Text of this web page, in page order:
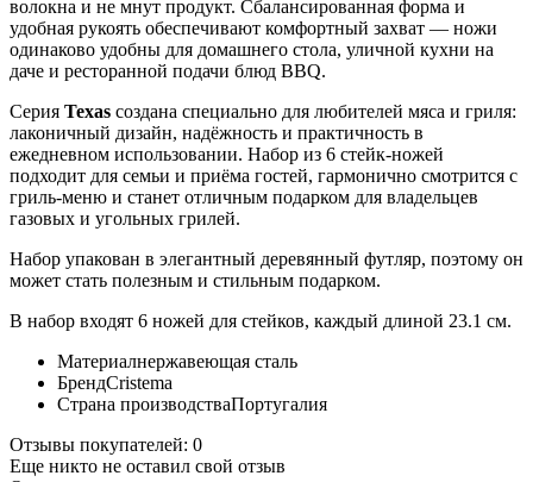
волокна и не мнут продукт. Сбалансированная форма и
удобная рукоять обеспечивают комфортный захват — ножи
одинаково удобны для домашнего стола, уличной кухни на
даче и ресторанной подачи блюд BBQ.
Серия Texas создана специально для любителей мяса и гриля:
лаконичный дизайн, надёжность и практичность в
ежедневном использовании. Набор из 6 стейк‑ножей
подходит для семьи и приёма гостей, гармонично смотрится с
гриль‑меню и станет отличным подарком для владельцев
газовых и угольных грилей.
Набор упакован в элегантный деревянный футляр, поэтому он
может стать полезным и стильным подарком.
В набор входят 6 ножей для стейков, каждый длиной 23.1 см.
Материалнержавеющая сталь
БрендCristema
Страна производстваПортугалия
Отзывы покупателей: 0
Еще никто не оставил свой отзыв